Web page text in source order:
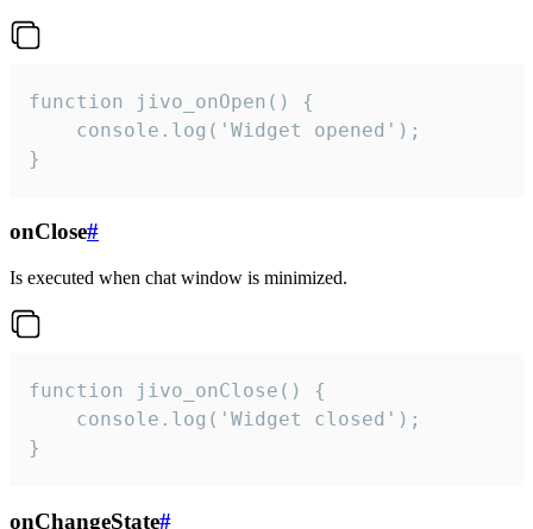
function jivo_onOpen() {
    console.log('Widget opened');
}
onClose#
Is executed when chat window is minimized.
function jivo_onClose() {
    console.log('Widget closed');
}
onChangeState#